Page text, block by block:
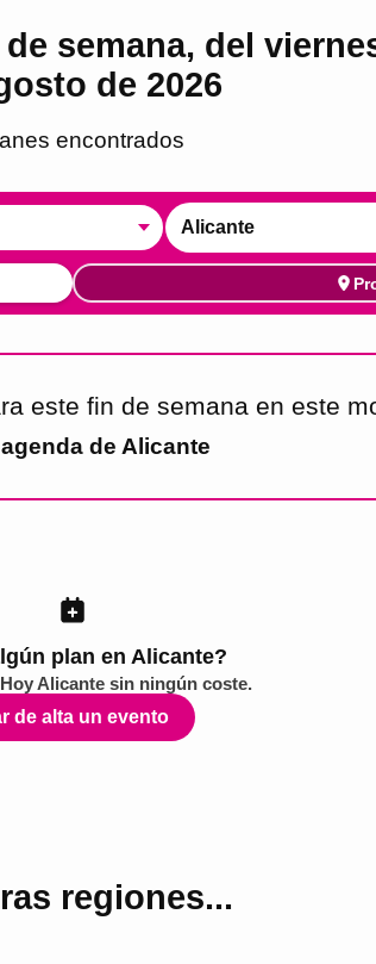
semana, del
de 2026
es encontrados
Alicante
este fin de semana en este
de Alicante
plan en Alicante?
Hoy Alicante sin ningún coste.
de alta un evento
regiones...